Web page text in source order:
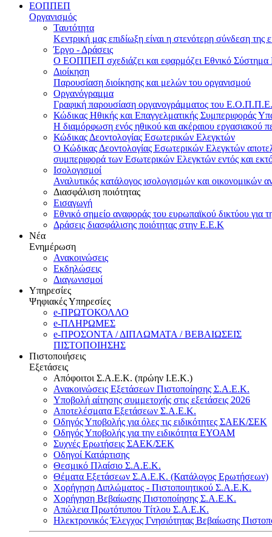
ΕΟΠΠΕΠ
Οργανισμός
Ταυτότητα
Κεντρική μας επιδίωξη είναι η στενότερη σύνδεση της
Έργο - Δράσεις
Ο ΕΟΠΠΕΠ σχεδιάζει και εφαρμόζει Eθνικό Σύστημα
Διοίκηση
Παρουσίαση διοίκησης και μελών του οργανισμού
Οργανόγραμμα
Γραφική παρουσίαση οργανογράμματος του
Κώδικας Ηθικής και Επαγγελματικής Συμπεριφοράς
Η διαμόρφωση ενός ηθικού και ακέραιου εργασιακού
Κώδικας Δεοντολογίας Εσωτερικών Ελεγκτών
Ο Κώδικας Δεοντολογίας Εσωτερικών Ελεγκτών
συμπεριφορά των Εσωτερικών Ελεγκτών εντός και
Ισολογισμοί
Αναλυτικός κατάλογος ισολογισμών και οικονομικών
Διασφάλιση ποιότητας
Εισαγωγή
Εθνικό σημείο αναφοράς του ευρωπαϊκού δικτύου για
Δράσεις διασφάλισης ποιότητας στην Ε.Ε.Κ
Νέα
Ενημέρωση
Ανακοινώσεις
Εκδηλώσεις
Διαγωνισμοί
Υπηρεσίες
Ψηφιακές Υπηρεσίες
e-ΠΡΩΤΟΚΟΛΛΟ
e-ΠΛΗΡΩΜΕΣ
e-ΠΡΟΣΟΝΤΑ / ΔΙΠΛΩΜΑΤΑ / ΒΕΒΑΙΩΣΕΙΣ
ΠΙΣΤΟΠΟΙΗΣΗΣ
Πιστοποιήσεις
Εξετάσεις
Απόφοιτοι Σ.Α.Ε.Κ. (πρώην Ι.Ε.Κ.)
Ανακοινώσεις Εξετάσεων Πιστοποίησης Σ.Α.Ε.Κ.
Υποβολή αίτησης συμμετοχής στις εξετάσεις 2026
Αποτελέσματα Εξετάσεων Σ.Α.Ε.Κ.
Οδηγός Υποβολής για όλες τις ειδικότητες ΣΑΕΚ/ΣΕΚ
Οδηγός Υποβολής για την ειδικότητα ΕΥΟΑΜ
Συχνές Ερωτήσεις ΣΑΕΚ/ΣΕΚ
Οδηγοί Κατάρτισης
Θεσμικό Πλαίσιο Σ.Α.Ε.Κ.
Θέματα Εξετάσεων Σ.Α.Ε.Κ. (Κατάλογος Ερωτήσεων)
Χορήγηση Διπλώματος - Πιστοποιητικού Σ.Α.Ε.Κ.
Χορήγηση Βεβαίωσης Πιστοποίησης Σ.Α.Ε.Κ.
Απώλεια Πρωτότυπου Τίτλου Σ.Α.Ε.Κ.
Ηλεκτρονικός Έλεγχος Γνησιότητας Βεβαίωσης